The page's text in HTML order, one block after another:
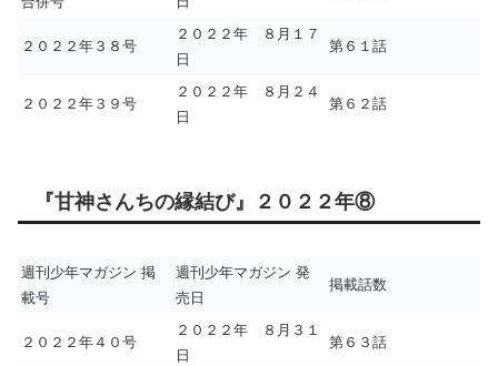
２０２２年３８号
２０２２年 ８月１７
日
第６１話
２０２２年３９号
２０２２年 ８月２４
日
第６２話
『甘神さんちの縁結び』２０２２年⑧
週刊少年マガジン 掲
載号
週刊少年マガジン 発
売日
掲載話数
２０２２年４０号
２０２２年 ８月３１
日
第６３話